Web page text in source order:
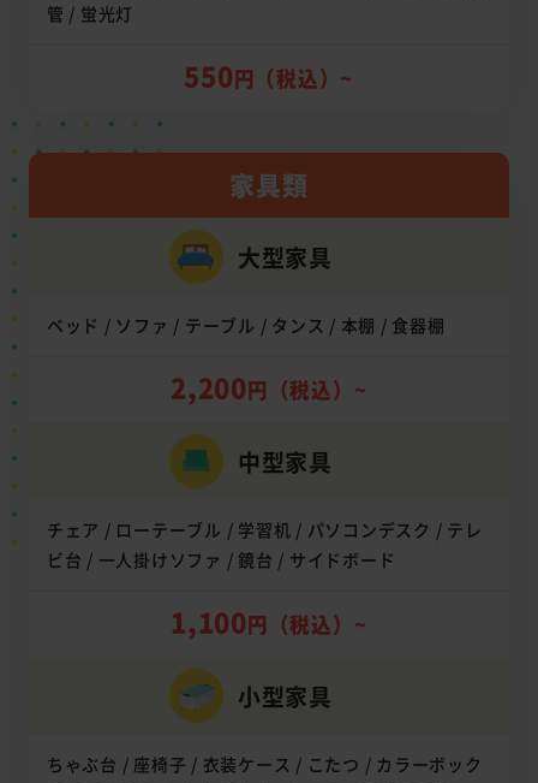
管 / 蛍光灯
550円（税込）~
家具類
大型家具
ベッド / ソファ / テーブル / タンス / 本棚 / 食器棚
2,200円（税込）~
中型家具
チェア / ローテーブル / 学習机 / パソコンデスク / テレ
ビ台 / 一人掛けソファ / 鏡台 / サイドボード
1,100円（税込）~
小型家具
ちゃぶ台 / 座椅子 / 衣装ケース / こたつ / カラーボック